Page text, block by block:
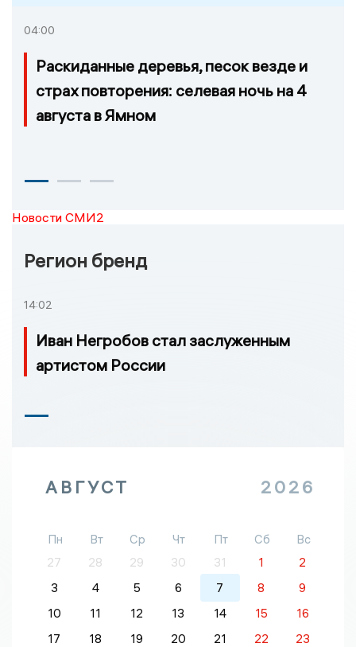
04:00
Раскиданные деревья, песок везде и
страх повторения: селевая ночь на 4
августа в Ямном
Новости СМИ2
Регион бренд
14:02
Иван Негробов стал заслуженным
артистом России
АВГУСТ 2026
Пн Вт Ср Чт Пт Сб
Вс
27
28 29 30 31 1
2
3
4 5 6 7 8
9
10
11 12 13 14 15
16
17
18 19 20 21 22 23